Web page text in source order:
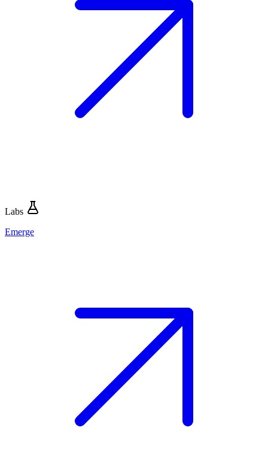
Labs
Emerge